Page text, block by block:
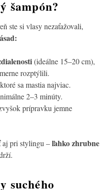
šampón?
ste si vlasy nezaťažovali,
(ideálne 15–20 cm),
rozptýlili.
sa mastia najviac.
2–3 minúty.
prípravku jemne
aj pri stylingu –ľahko zhrubne
suchého